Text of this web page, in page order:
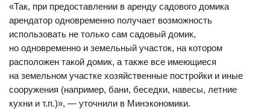
«Так, при предоставлении в аренду садового домика
арендатор одновременно получает возможность
использовать не только сам садовый домик,
но одновременно и земельный участок, на котором
расположен такой домик, а также все имеющиеся
на земельном участке хозяйственные постройки и иные
сооружения (например, бани, беседки, навесы, летние
кухни и т.п.)», — уточнили в Минэкономики.